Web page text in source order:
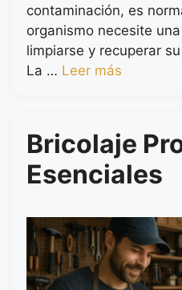
contaminación, es
organismo necesite
limpiarse y recuperar
La … Leer más
Bricolaje
Esenciales